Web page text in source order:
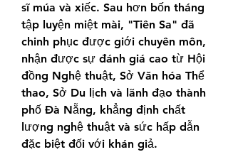
sĩ múa và xiếc. Sau hơn bốn tháng
tập luyện miệt mài, "Tiên Sa" đã
chinh phục được giới chuyên môn,
nhận được sự đánh giá cao từ Hội
đồng Nghệ thuật, Sở Văn hóa Thể
thao, Sở Du lịch và lãnh đạo thành
phố Đà Nẵng, khẳng định chất
lượng nghệ thuật và sức hấp dẫn
đặc biệt đối với khán giả.